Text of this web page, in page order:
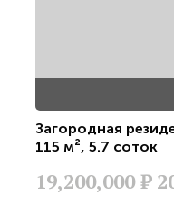
Загородная
115 м², 5.7 соток
19,200,000Р